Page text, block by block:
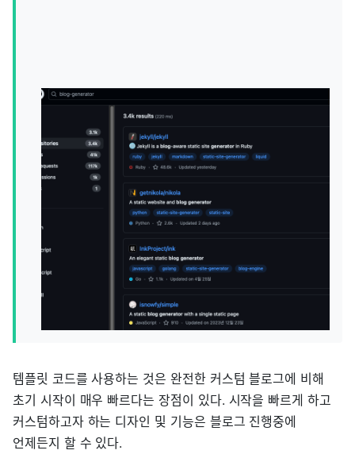
템플릿 코드를 사용하는 것은 완전한 커스텀 블로그에 비해
초기 시작이 매우 빠르다는 장점이 있다. 시작을 빠르게 하고
커스텀하고자 하는 디자인 및 기능은 블로그 진행중에
언제든지 할 수 있다.